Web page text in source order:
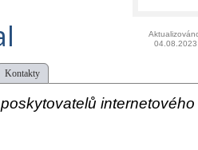
04.08.2023
Kontakty